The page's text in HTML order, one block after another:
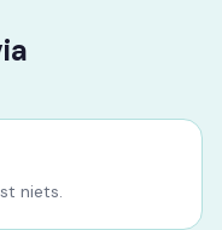
niets.